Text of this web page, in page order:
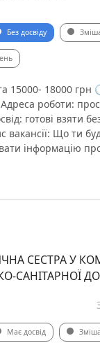
Без досвіду
15000- 18000 грн
роботи:
готові взяти
вакансії: Що ти
інформацію
СЕСТРА У
САНІТАРНОЇ
Має досвід